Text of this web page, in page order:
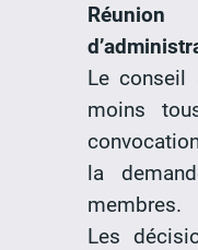
Le conseil
moins
la
membres.
Les